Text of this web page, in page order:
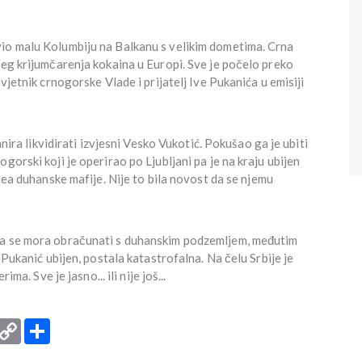
malu Kolumbiju na Balkanu s velikim dometima. Crna
krijumčarenja kokaina u Europi. Sve je počelo preko
crnogorske Vlade i prijatelj Ive Pukanića u emisiji
likvidirati izvjesni Vesko Vukotić. Pokušao ga je ubiti
koji je operirao po Ljubljani pa je na kraju ubijen
duhanske mafije. Nije to bila novost da se njemu
mora obračunati s duhanskim podzemljem, međutim
ubijen, postala katastrofalna. Na čelu Srbije je
Sve je jasno... ili nije još...
Copy
Link